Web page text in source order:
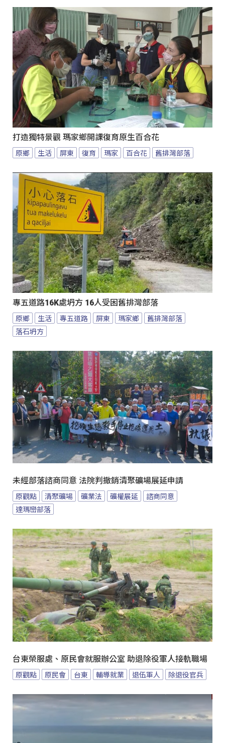
打造獨特景觀 瑪家鄉開課復育原生百合花
原鄉 生活 屏東 復育 瑪家 百合花 舊排灣部落
專五道路16K處坍方 16人受困舊排灣部落
原鄉 生活 專五道路 屏東 瑪家鄉
舊排灣部落
落石坍方
未經部落諮商同意 法院判撤銷清聚礦場展延申請
原觀點 清聚礦場 礦業法 礦權展延
諮商同意
達瑪巒部落
台東榮服處、原民會就服辦公室 助退除役軍人接軌職場
原觀點 原民會 台東 輔導就業 退伍軍人 除退役官兵